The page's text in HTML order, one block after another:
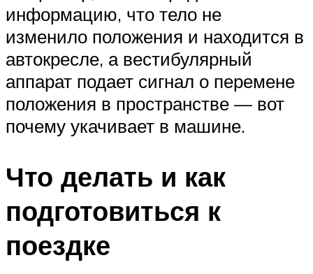
информацию, что тело не
изменило положения и находится в
автокресле, а вестибулярный
аппарат подает сигнал о перемене
положения в пространстве — вот
почему укачивает в машине.
Что делать и как
подготовиться к
поездке